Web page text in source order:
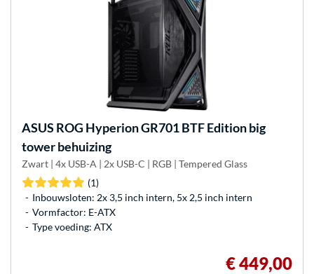
ASUS ROG Hyperion GR701 BTF Edition big
tower behuizing
Zwart | 4x USB-A | 2x USB-C | RGB | Tempered Glass
(1)
Inbouwsloten: 2x 3,5 inch intern, 5x 2,5 inch intern
Vormfactor: E-ATX
Type voeding: ATX
€ 449,00